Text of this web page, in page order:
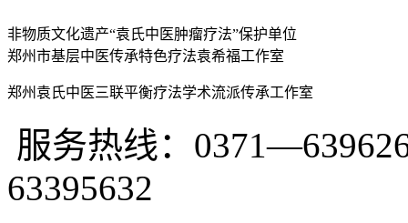
非物质文化遗产“袁氏中医肿瘤疗法”保护单位
郑州市基层中医传承特色疗法袁希福工作室
郑州袁氏中医三联平衡疗法学术流派传承工作室
服务热线：
63395632